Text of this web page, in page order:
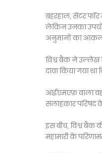
बहरहाल, सेंटर फॉर
लेकिन उनका उपयोग
अनुमानों का
विश्व बैंक ने उल्लेख
दावा किया गया
आईएमएफ़ वाला वह
सलाहकार परिषद
इस बीच, विश्व बैंक
महामारी के